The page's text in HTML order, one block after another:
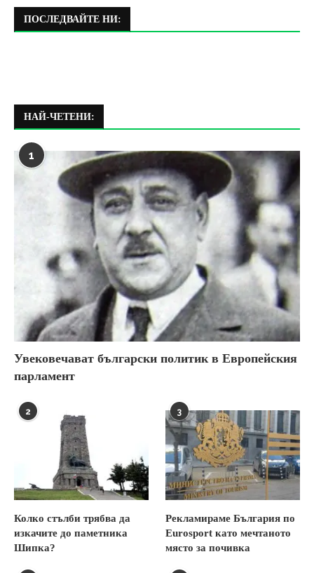
ПОСЛЕДВАЙТЕ НИ:
НАЙ-ЧЕТЕНИ:
1
Увековечават български политик в Европейския
парламент
2
Колко стълби трябва да
изкачите до паметника
Шипка?
3
Рекламираме България по
Eurosport като мечтаното
място за почивка